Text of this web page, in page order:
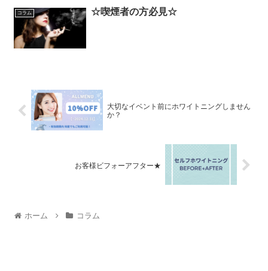
コラム ☆喫煙者の方必見☆
大切なイベント前にホワイトニングしません
か？
お客様ビフォーアフター★
ホーム コラム